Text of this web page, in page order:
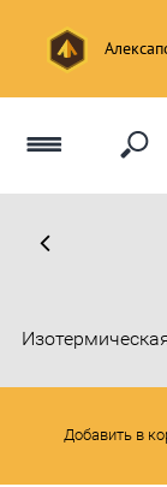
Добавить в